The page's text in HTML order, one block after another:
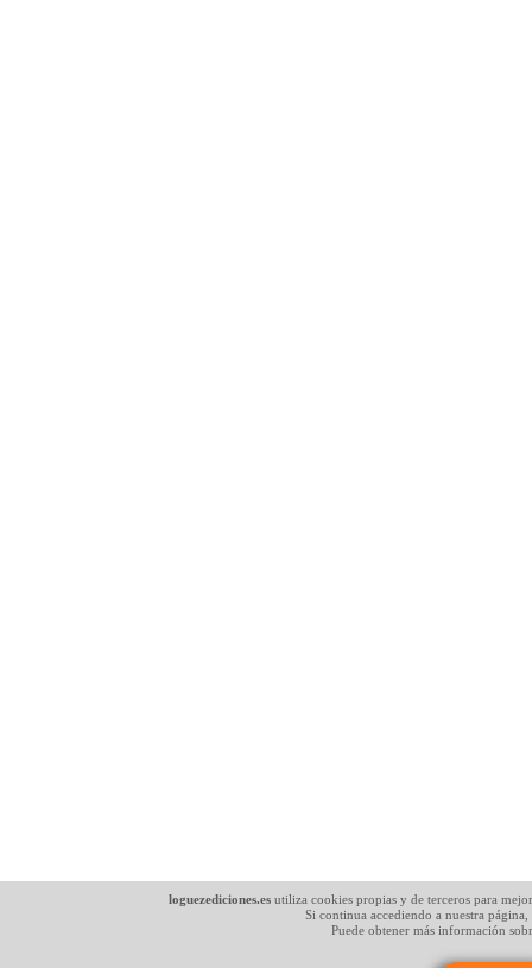
loguezediciones.es utiliza cookies propias y de terceros para
Si continua accediendo a nuestra
Puede obtener más información